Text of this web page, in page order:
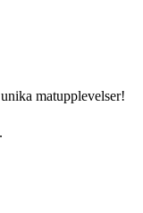
matupplevelser!
.